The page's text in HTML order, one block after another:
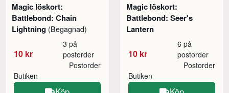
Magic löskort:
Battlebond: Chain
Lightning (Begagnad)
10 kr
3 på
postorder
Butiken
Postorder
Magic löskort:
Battlebond: Seer's
Lantern
10 kr
6 på
postorder
Butiken
Postorder